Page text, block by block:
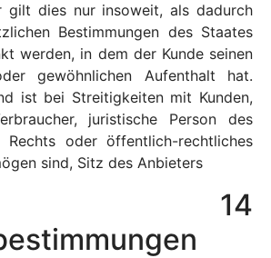
gilt dies nur insoweit, als dadurch
Bestimmungen des Staates
werden, in dem der Kunde seinen
gewöhnlichen Aufenthalt hat.
ist bei Streitigkeiten mit Kunden,
juristische Person des
Rechts oder öffentlich-rechtliches
sind, Sitz des Anbieters
14